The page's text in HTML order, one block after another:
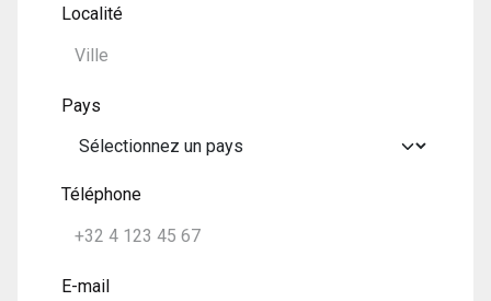
Localité
Pays
Téléphone
E-mail